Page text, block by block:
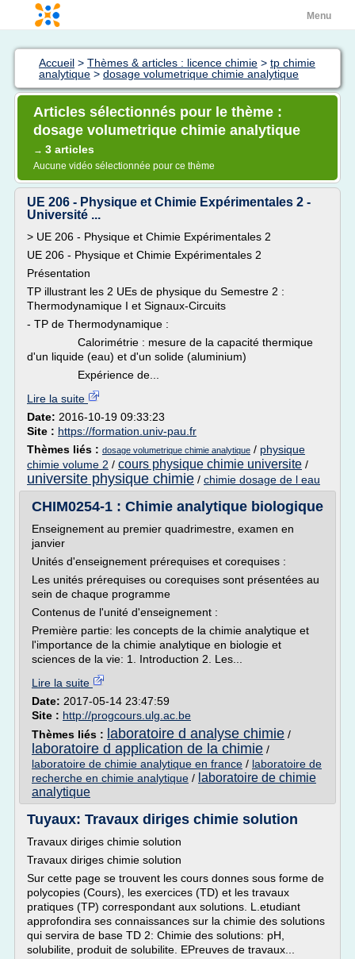
Menu
Accueil > Thèmes & articles : licence chimie > tp chimie
analytique > dosage volumetrique chimie analytique
Articles sélectionnés pour le thème :
dosage volumetrique chimie analytique
→ 3 articles
Aucune vidéo sélectionnée pour ce thème
UE 206 - Physique et Chimie Expérimentales 2 -
Université ...
> UE 206 - Physique et Chimie Expérimentales 2
UE 206 - Physique et Chimie Expérimentales 2
Présentation
TP illustrant les 2 UEs de physique du Semestre 2 :
Thermodynamique I et Signaux-Circuits
- TP de Thermodynamique :
Calorimétrie : mesure de la capacité thermique
d'un liquide (eau) et d'un solide (aluminium)
Expérience de...
Lire la suite
Date: 2016-10-19 09:33:23
Site : https://formation.univ-pau.fr
Thèmes liés : dosage volumetrique chimie analytique / physique
chimie volume 2 / cours physique chimie universite /
universite physique chimie / chimie dosage de l eau
CHIM0254-1 : Chimie analytique biologique
Enseignement au premier quadrimestre, examen en
janvier
Unités d'enseignement prérequises et corequises :
Les unités prérequises ou corequises sont présentées au
sein de chaque programme
Contenus de l'unité d'enseignement :
Première partie: les concepts de la chimie analytique et
l'importance de la chimie analytique en biologie et
sciences de la vie: 1. Introduction 2. Les...
Lire la suite
Date: 2017-05-14 23:47:59
Site : http://progcours.ulg.ac.be
Thèmes liés : laboratoire d analyse chimie /
laboratoire d application de la chimie /
laboratoire de chimie analytique en france / laboratoire de
recherche en chimie analytique / laboratoire de chimie
analytique
Tuyaux: Travaux diriges chimie solution
Travaux diriges chimie solution
Travaux diriges chimie solution
Sur cette page se trouvent les cours donnes sous forme de
polycopies (Cours), les exercices (TD) et les travaux
pratiques (TP) correspondant aux solutions. L.etudiant
approfondira ses connaissances sur la chimie des solutions
qui servira de base TD 2: Chimie des solutions: pH,
solubilite, produit de solubilite. EPreuves de travaux...